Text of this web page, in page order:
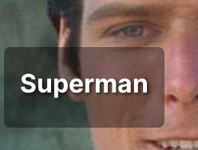
Superman